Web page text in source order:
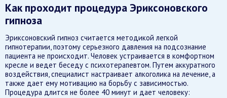
Как проходит процедура Эриксоновского
гипноза
Эриксоновский гипноз считается методикой легкой
гипнотерапии, поэтому серьезного давления на подсознание
пациента не происходит. Человек устраивается в комфортном
кресле и ведет беседу с психотерапевтом. Путем аккуратного
воздействия, специалист настраивает алкоголика на лечение, а
также дает ему мотивацию на борьбу с зависимостью.
Процедура длится не более 40 минут и дает человеку: